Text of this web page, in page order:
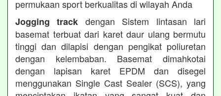
permukaan sport berkualitas di wilayah Anda
Jogging track dengan Sistem lintasan lari
basemat terbuat dari karet daur ulang bermutu
tinggi dan dilapisi dengan pengikat poliuretan
dengan kelembaban. Basemat dimahkotai
dengan lapisan karet EPDM dan disegel
menggunakan Single Cast Sealer (SCS), yang